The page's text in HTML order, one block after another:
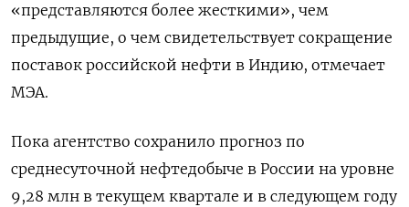
«представляются более жесткими», чем
предыдущие, о чем свидетельствует сокращение
поставок российской нефти в Индию, отмечает
МЭА.
Пока агентство сохранило прогноз по
среднесуточной нефтедобыче в России на уровне
9,28 млн в текущем квартале и в следующем году